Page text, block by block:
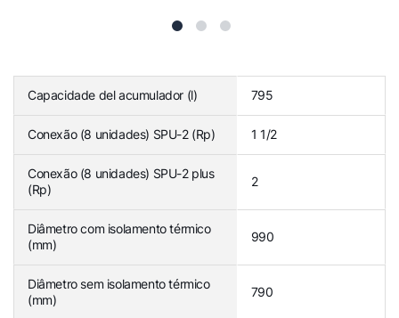
Capacidade del acumulador (l) 795
Conexão (8 unidades) SPU-2 (Rp) 1 1/2
Conexão (8 unidades) SPU-2 plus
(Rp)
2
Diâmetro com isolamento térmico
(mm)
990
Diâmetro sem isolamento térmico
(mm)
790